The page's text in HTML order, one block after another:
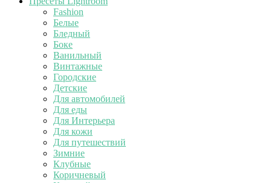
Fashion
Белые
Бледный
Боке
Ванильный
Винтажные
Городские
Детские
Для автомобилей
Для еды
Для Интерьера
Для кожи
Для путешествий
Зимние
Клубные
Коричневый